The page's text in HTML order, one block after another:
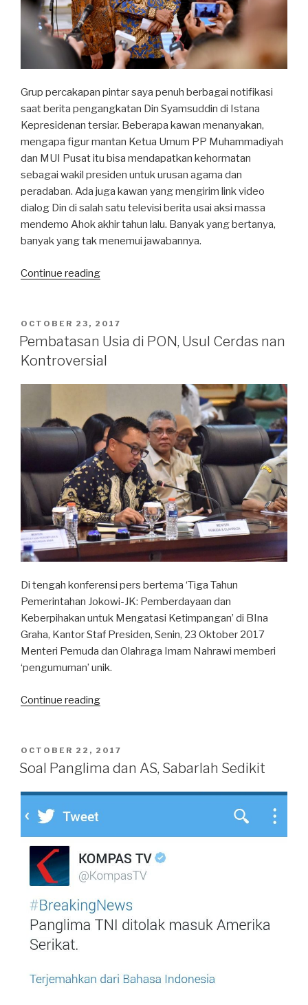
Grup percakapan pintar saya penuh berbagai notifikasi
saat berita pengangkatan Din Syamsuddin di Istana
Kepresidenan tersiar. Beberapa kawan menanyakan,
mengapa figur mantan Ketua Umum PP Muhammadiyah
dan MUI Pusat itu bisa mendapatkan kehormatan
sebagai wakil presiden untuk urusan agama dan
peradaban. Ada juga kawan yang mengirim link video
dialog Din di salah satu televisi berita usai aksi massa
mendemo Ahok akhir tahun lalu. Banyak yang bertanya,
banyak yang tak menemui jawabannya.
Continue reading“Melantik
Pikiran
Presiden”
POSTED
ON
OCTOBER 23, 2017
Pembatasan Usia di PON, Usul Cerdas nan
Kontroversial
Di tengah konferensi pers bertema ‘Tiga Tahun
Pemerintahan Jokowi-JK: Pemberdayaan dan
Keberpihakan untuk Mengatasi Ketimpangan’ di BIna
Graha, Kantor Staf Presiden, Senin, 23 Oktober 2017
Menteri Pemuda dan Olahraga Imam Nahrawi memberi
‘pengumuman’ unik.
Continue reading“Pembatasan
PON,
Usul
nan
POSTED
ON
OCTOBER 22, 2017
Soal Panglima dan AS, Sabarlah Sedikit